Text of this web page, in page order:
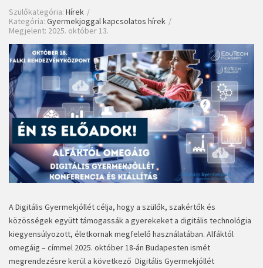
Szülőkategória: Hírek
Kategória: Gyermekjoggal kapcsolatos hírek
Megjelent: 2025. október 13.
A Digitális Gyermekjóllét célja, hogy a szülők, szakértők és
közösségek együtt támogassák a gyerekeket a digitális technológia
kiegyensúlyozott, életkornak megfelelő használatában. Alfáktól
omegáig – címmel 2025. október 18-án Budapesten ismét
megrendezésre kerül a következő Digitális Gyermekjóllét